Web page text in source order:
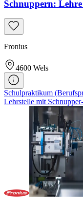
Schnuppern:
Fronius
4600 Wels
Schulpraktikum
Lehrstelle mit